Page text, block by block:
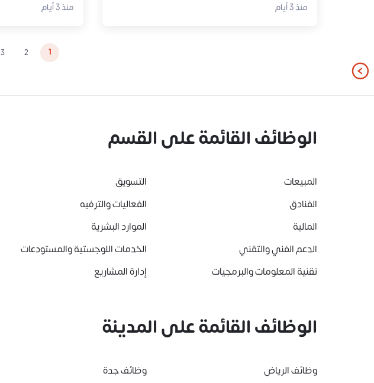
منذ 3 أيام منذ 3 أيام
1
2
3
الوظائف القائمة على القسم
المبيعات التسويق
الفنادق
الفعاليات والترفيه
المالية
الموارد البشرية
الدعم الفني والتقني
الخدمات اللوجستية والمستودعات
تقنية المعلومات والبرمجيات
إدارة المشاريع
الوظائف القائمة على المدينة
وظائف الرياض وظائف جدة